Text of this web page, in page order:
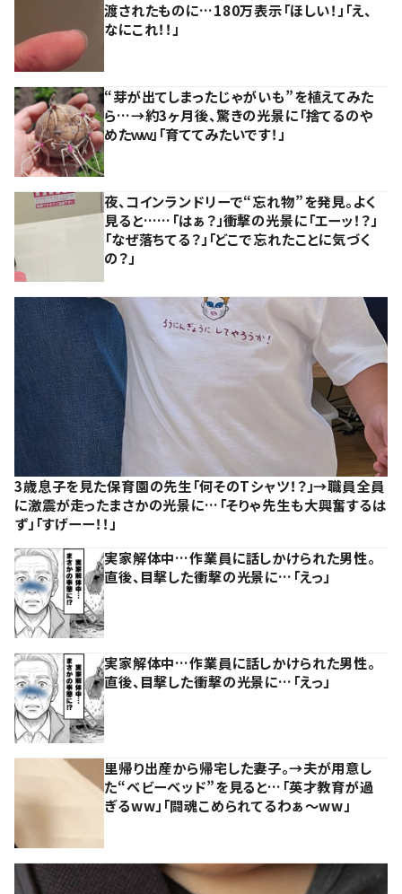
渡されたものに…180万表示「ほしい！」「え、
なにこれ！！」
“芽が出てしまったじゃがいも”を植えてみた
ら…→約3ヶ月後、驚きの光景に「捨てるのや
めたｗｗ」「育ててみたいです！」
夜、コインランドリーで“忘れ物”を発見。よく
見ると……「はぁ？」衝撃の光景に「エーッ！？」
「なぜ落ちてる？」「どこで忘れたことに気づく
の？」
3歳息子を見た保育園の先生「何そのTシャツ！？」→職員全員
に激震が走ったまさかの光景に…「そりゃ先生も大興奮するは
ず」「すげーー！！」
実家解体中…作業員に話しかけられた男性。
直後、目撃した衝撃の光景に…「えっ」
実家解体中…作業員に話しかけられた男性。
直後、目撃した衝撃の光景に…「えっ」
里帰り出産から帰宅した妻子。→夫が用意し
た“ベビーベッド”を見ると…「英才教育が過
ぎるww」「闘魂こめられてるわぁ～ww」